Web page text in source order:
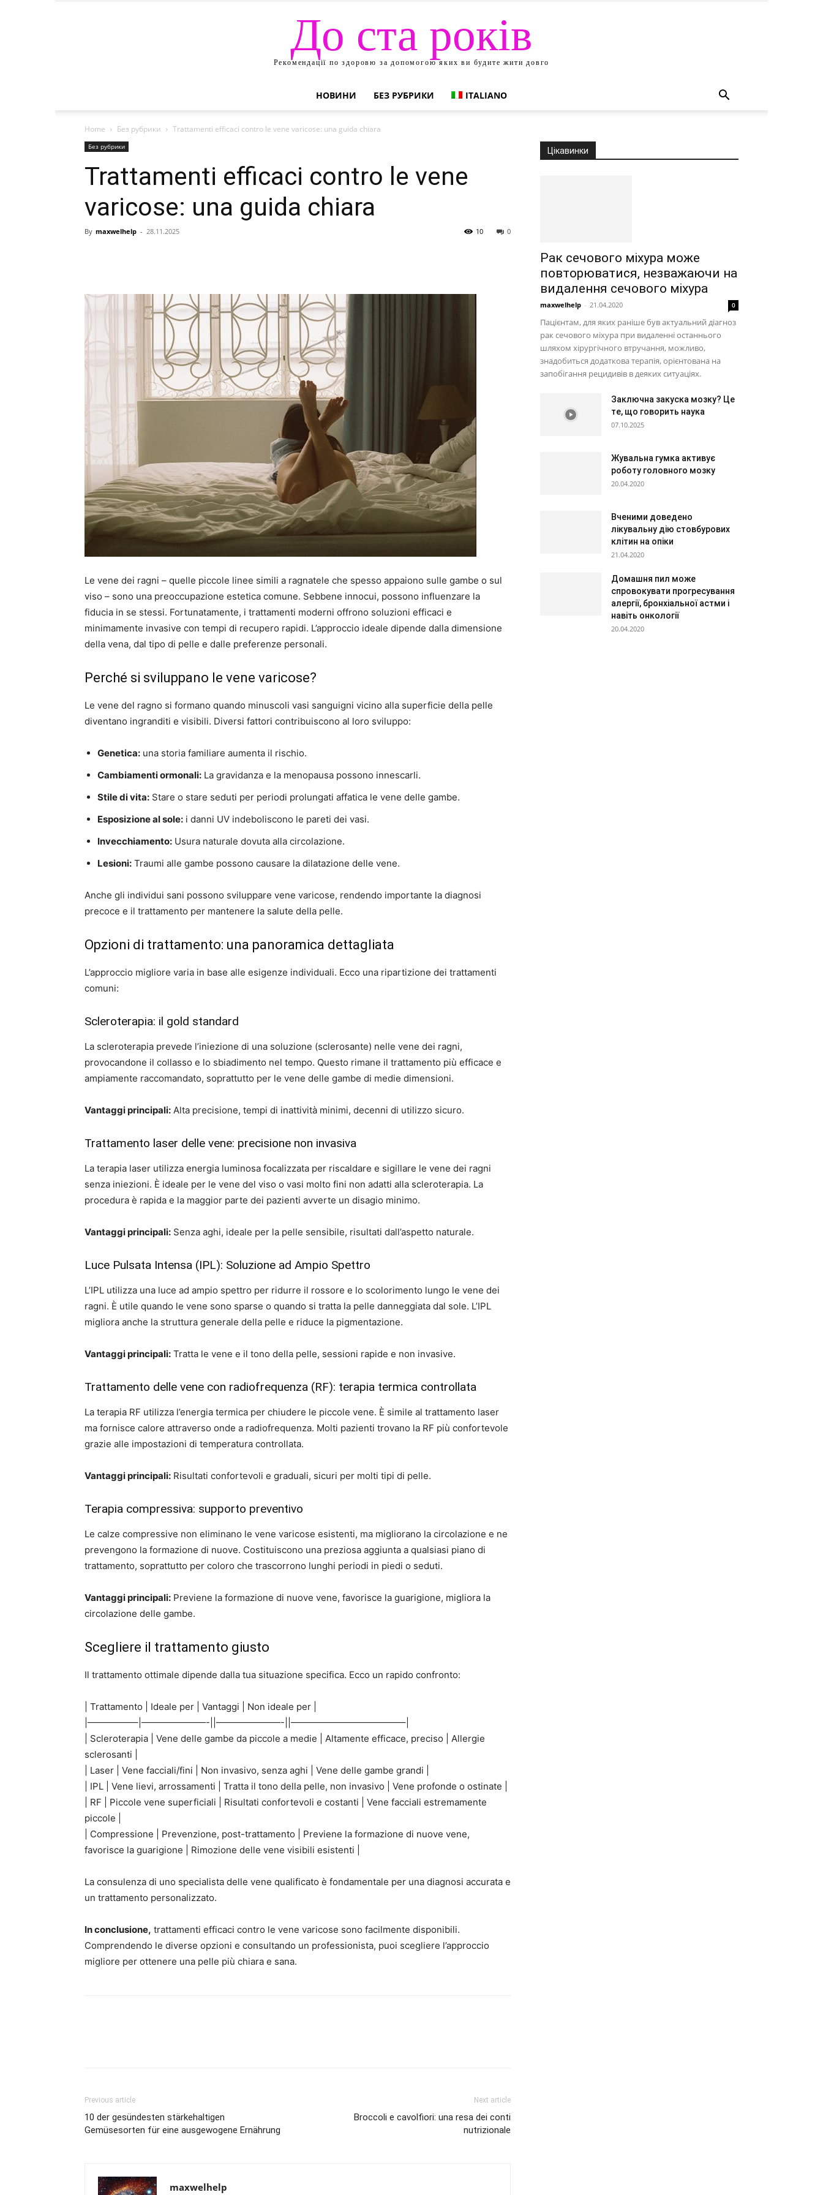
До ста років
Рекомендації по здоровю за допомогою яких ви будите жити довго
НОВИНИ БЕЗ РУБРИКИ ITALIANO
Home Без рубрики Trattamenti efficaci contro le vene varicose: una guida chiara
Без рубрики
Trattamenti efficaci contro le vene
varicose: una guida chiara
By maxwelhelp - 28.11.2025 0
10
Le vene dei ragni – quelle piccole linee simili a ragnatele che spesso appaiono sulle gambe o sul
viso – sono una preoccupazione estetica comune. Sebbene innocui, possono influenzare la
fiducia in se stessi. Fortunatamente, i trattamenti moderni offrono soluzioni efficaci e
minimamente invasive con tempi di recupero rapidi. L’approccio ideale dipende dalla dimensione
della vena, dal tipo di pelle e dalle preferenze personali.
Perché si sviluppano le vene varicose?
Le vene del ragno si formano quando minuscoli vasi sanguigni vicino alla superficie della pelle
diventano ingranditi e visibili. Diversi fattori contribuiscono al loro sviluppo:
Genetica: una storia familiare aumenta il rischio.
Cambiamenti ormonali: La gravidanza e la menopausa possono innescarli.
Stile di vita: Stare o stare seduti per periodi prolungati affatica le vene delle gambe.
Esposizione al sole: i danni UV indeboliscono le pareti dei vasi.
Invecchiamento: Usura naturale dovuta alla circolazione.
Lesioni: Traumi alle gambe possono causare la dilatazione delle vene.
Anche gli individui sani possono sviluppare vene varicose, rendendo importante la diagnosi
precoce e il trattamento per mantenere la salute della pelle.
Opzioni di trattamento: una panoramica dettagliata
L’approccio migliore varia in base alle esigenze individuali. Ecco una ripartizione dei trattamenti
comuni:
Scleroterapia: il gold standard
La scleroterapia prevede l’iniezione di una soluzione (sclerosante) nelle vene dei ragni,
provocandone il collasso e lo sbiadimento nel tempo. Questo rimane il trattamento più efficace e
ampiamente raccomandato, soprattutto per le vene delle gambe di medie dimensioni.
Vantaggi principali: Alta precisione, tempi di inattività minimi, decenni di utilizzo sicuro.
Trattamento laser delle vene: precisione non invasiva
La terapia laser utilizza energia luminosa focalizzata per riscaldare e sigillare le vene dei ragni
senza iniezioni. È ideale per le vene del viso o vasi molto fini non adatti alla scleroterapia. La
procedura è rapida e la maggior parte dei pazienti avverte un disagio minimo.
Vantaggi principali: Senza aghi, ideale per la pelle sensibile, risultati dall’aspetto naturale.
Luce Pulsata Intensa (IPL): Soluzione ad Ampio Spettro
L’IPL utilizza una luce ad ampio spettro per ridurre il rossore e lo scolorimento lungo le vene dei
ragni. È utile quando le vene sono sparse o quando si tratta la pelle danneggiata dal sole. L’IPL
migliora anche la struttura generale della pelle e riduce la pigmentazione.
Vantaggi principali: Tratta le vene e il tono della pelle, sessioni rapide e non invasive.
Trattamento delle vene con radiofrequenza (RF): terapia termica controllata
La terapia RF utilizza l’energia termica per chiudere le piccole vene. È simile al trattamento laser
ma fornisce calore attraverso onde a radiofrequenza. Molti pazienti trovano la RF più confortevole
grazie alle impostazioni di temperatura controllata.
Vantaggi principali: Risultati confortevoli e graduali, sicuri per molti tipi di pelle.
Terapia compressiva: supporto preventivo
Le calze compressive non eliminano le vene varicose esistenti, ma migliorano la circolazione e ne
prevengono la formazione di nuove. Costituiscono una preziosa aggiunta a qualsiasi piano di
trattamento, soprattutto per coloro che trascorrono lunghi periodi in piedi o seduti.
Vantaggi principali: Previene la formazione di nuove vene, favorisce la guarigione, migliora la
circolazione delle gambe.
Scegliere il trattamento giusto
Il trattamento ottimale dipende dalla tua situazione specifica. Ecco un rapido confronto:
| Trattamento | Ideale per | Vantaggi | Non ideale per |
|—————–|———————-||———————-||————————————–|
| Scleroterapia | Vene delle gambe da piccole a medie | Altamente efficace, preciso | Allergie
sclerosanti |
| Laser | Vene facciali/fini | Non invasivo, senza aghi | Vene delle gambe grandi |
| IPL | Vene lievi, arrossamenti | Tratta il tono della pelle, non invasivo | Vene profonde o ostinate |
| RF | Piccole vene superficiali | Risultati confortevoli e costanti | Vene facciali estremamente
piccole |
| Compressione | Prevenzione, post-trattamento | Previene la formazione di nuove vene,
favorisce la guarigione | Rimozione delle vene visibili esistenti |
La consulenza di uno specialista delle vene qualificato è fondamentale per una diagnosi accurata e
un trattamento personalizzato.
In conclusione, trattamenti efficaci contro le vene varicose sono facilmente disponibili.
Comprendendo le diverse opzioni e consultando un professionista, puoi scegliere l’approccio
migliore per ottenere una pelle più chiara e sana.
Previous article
10 der gesündesten stärkehaltigen
Gemüsesorten für eine ausgewogene Ernährung
Next article
Broccoli e cavolfiori: una resa dei conti
nutrizionale
maxwelhelp
Цікавинки
Рак сечового міхура може
повторюватися, незважаючи на
видалення сечового міхура
maxwelhelp - 21.04.2020 0
Пацієнтам, для яких раніше був актуальний діагноз
рак сечового міхура при видаленні останнього
шляхом хірургічного втручання, можливо,
знадобиться додаткова терапія, орієнтована на
запобігання рецидивів в деяких ситуаціях.
Заключна закуска мозку? Це
те, що говорить наука
07.10.2025
Жувальна гумка активує
роботу головного мозку
20.04.2020
Вченими доведено
лікувальну дію стовбурових
клітин на опіки
21.04.2020
Домашня пил може
спровокувати прогресування
алергії, бронхіальної астми і
навіть онкології
20.04.2020